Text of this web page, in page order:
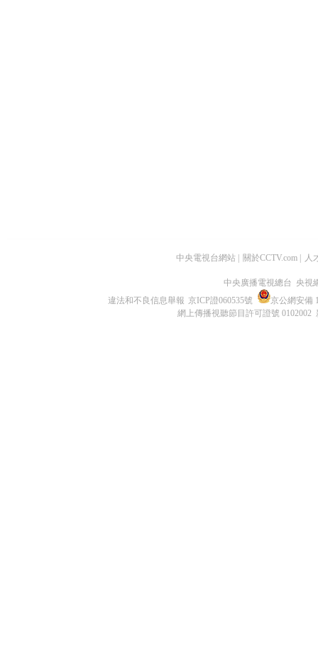
中央電視台網站 關於CCTV.com 人
中央廣播電視總台 央視
違法和不良信息舉報 京ICP證060535號
京公網安備
網上傳播視聽節目許可證號 0102002